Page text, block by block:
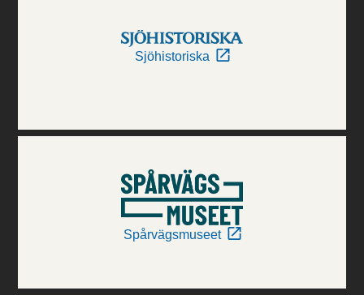
Sjöhistoriska
Spårvägsmuseet